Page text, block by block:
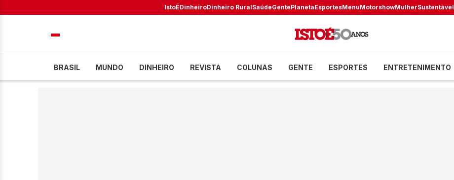
IstoÉDinheiroDinheiro RuralSaúdeGentePlanetaEsportesMenuMotorshowMulherSustentável
BRASIL MUNDO DINHEIRO REVISTA COLUNAS GENTE ESPORTES ENTRETENIMENTO